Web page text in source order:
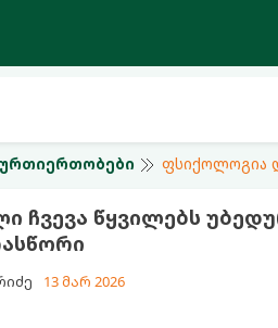
ფსიქოლოგია
ჩვევა წყვილებს
13 მარ 2026